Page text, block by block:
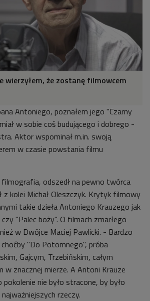
wierzyłem, że zostanę filmowcem
Antoniego, poznałem jego "Czarny
w sobie coś budującego i dobrego -
Aktor wspominał m.in. swoją
w czasie powstania filmu
odszedł na pewno twórca
z kolei Michał Oleszczyk. Krytyk filmowy
takie dzieła Antoniego Krauzego jak
"Palec boży". O filmach zmarłego
w Dwójce Maciej Pawlicki. - Bardzo
"Do Potomnego", próba
Gajcym, Trzebińskim, całym
w znacznej mierze. A Antoni Krauze
pokolenie nie było stracone, by było
rzeczy.